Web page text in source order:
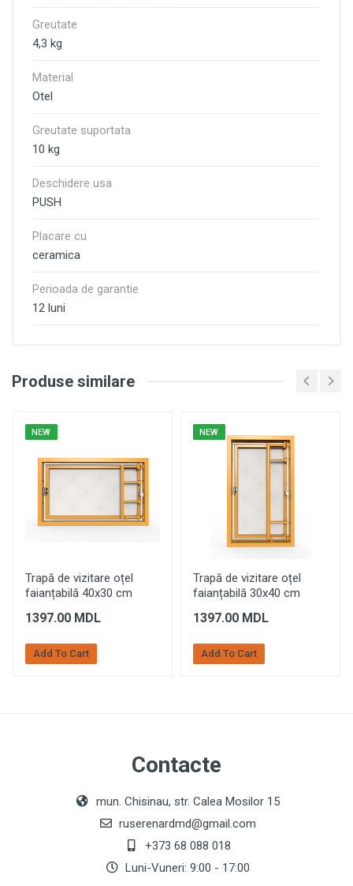
Greutate
4,3 kg
Material
Otel
Greutate suportata
10 kg
Deschidere usa
PUSH
Placare cu
ceramica
Perioada de garantie
12 luni
Produse similare
NEW
Trapă de vizitare oțel
faianțabilă 40x30 cm
1397.00 MDL
Add To Cart
NEW
Trapă de vizitare oțel
faianțabilă 30x40 cm
1397.00 MDL
Add To Cart
Contacte
mun. Chisinau, str. Calea Mosilor 15
ruserenardmd@gmail.com
+373 68 088 018
Luni-Vuneri: 9:00 - 17:00